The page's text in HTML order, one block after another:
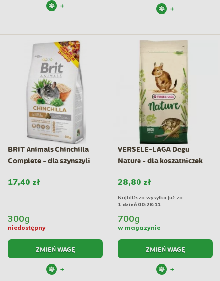
+ +
BRIT Animals Chinchilla
Complete - dla szynszyli
17,40 zł
300g
niedostępny
ZMIEŃ WAGĘ
+
VERSELE-LAGA Degu
Nature - dla koszatniczek
28,80 zł
Najbliższa wysyłka już za
1 dzień 00:28:10
700g
w magazynie
ZMIEŃ WAGĘ
+